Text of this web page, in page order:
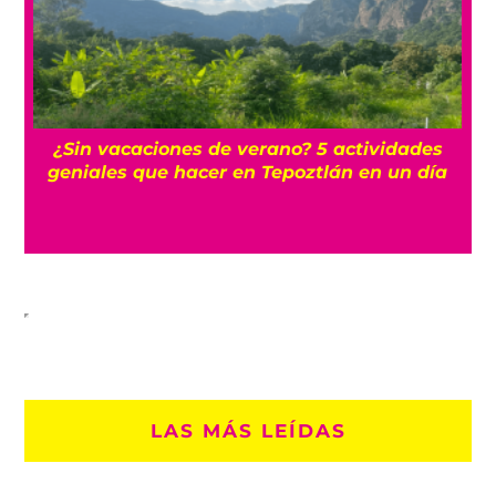
¿Sin vacaciones de verano? 5 actividades
geniales que hacer en Tepoztlán en un día
LAS MÁS LEÍDAS